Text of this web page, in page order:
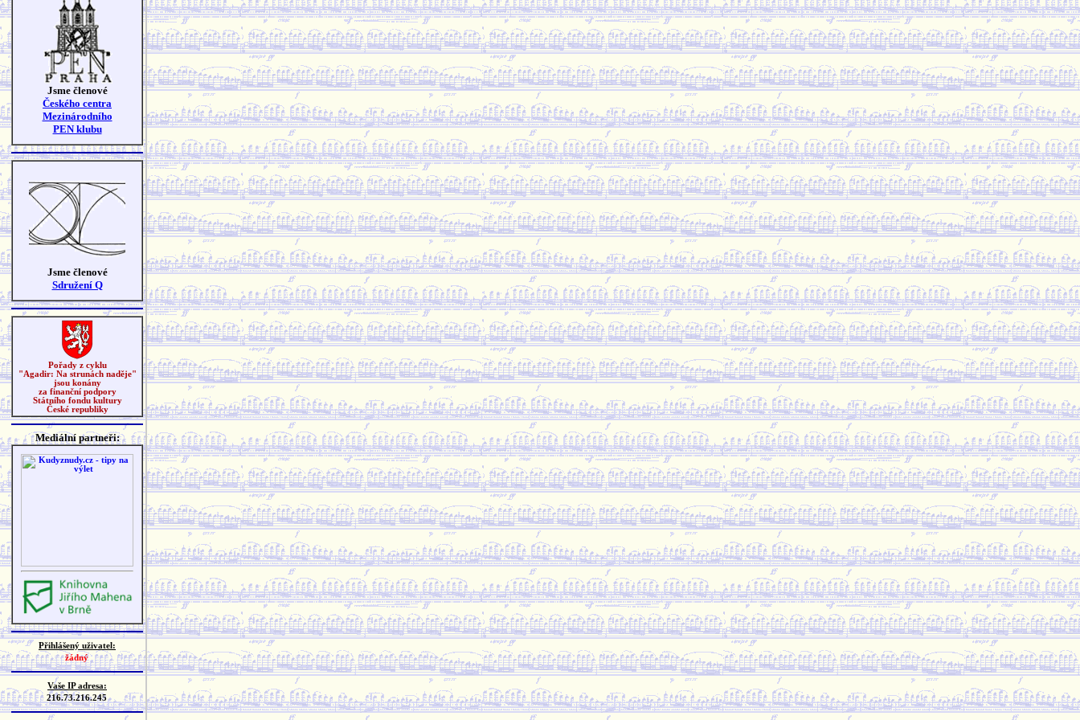
Jsme členové
Českého centra
Mezinárodního
PEN klubu
Jsme členové
Sdružení Q
Pořady z cyklu
"Agadir: Na strunách naděje"
jsou konány
za finanční podpory
Státního fondu kultury
České republiky
Mediální partneři:
Přihlášený uživatel:
žádný
Vaše IP adresa:
216.73.216.245